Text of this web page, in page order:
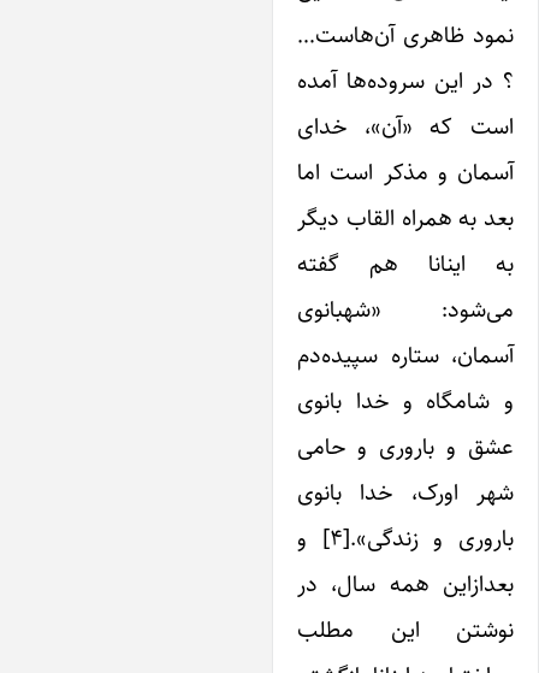
ظاهری آن‌هاست…
این سروده‌ها آمده
که «آن»، خدای
و مذکر است اما
به همراه القاب دیگر
اینانا هم گفته
«شهبانوی
ستاره سپیده‌دم
شامگاه و خدا بانوی
و باروری و حامی
اورک، خدا بانوی
باروری و زندگی».[۴] و
همه سال، در
این مطلب